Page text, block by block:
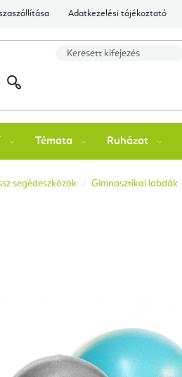
Adatkezelési tájékoztató
Témata Ruházat
segédeszközök Gimnasztikai labdák